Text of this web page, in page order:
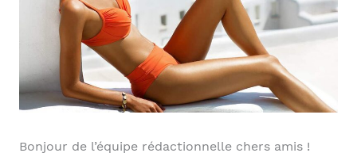
Bonjour de l’équipe rédactionnelle chers amis !